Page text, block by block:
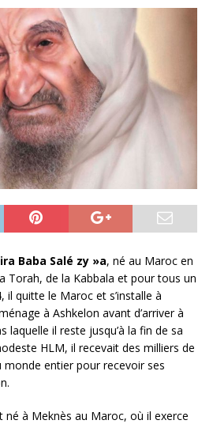
Baba Salé zy »a, né au Maroc en
Torah, de la Kabbala et pour tous un
il quitte le Maroc et s’installe à
à Ashkelon avant d’arriver à
laquelle il reste jusqu’à la fin de sa
HLM, il recevait des milliers de
monde entier pour recevoir ses
né à Meknès au Maroc, où il exerce